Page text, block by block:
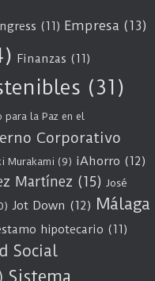
(11) Empresa (13)
Finanzas (11)
(31)
para la Paz en el
Corporativo
Murakami (9) iAhorro (12)
Martínez (15) José
Jot Down (12) Málaga
hipotecario (11)
Social
Sistema